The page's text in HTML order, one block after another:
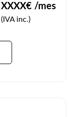
XXXX€ /mes
(IVA inc.)